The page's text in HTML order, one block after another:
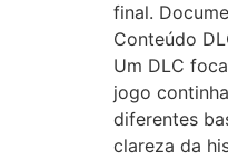
final.
Conteúdo
Um DLC
jogo
diferentes
clareza da